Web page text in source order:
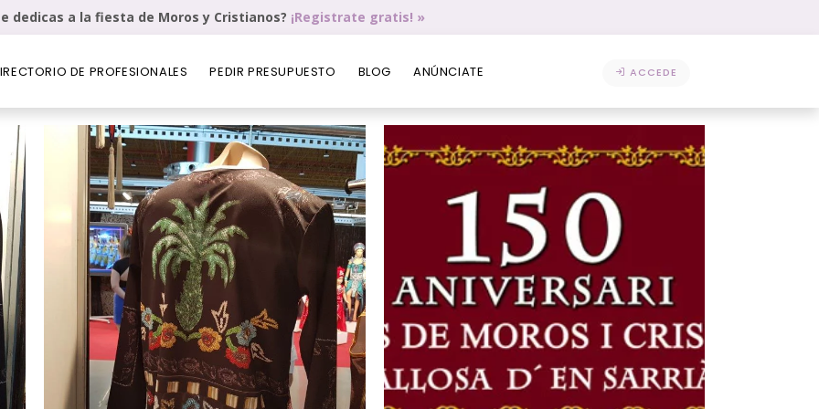
dedicas a la fiesta de Moros y Cristianos? ¡Registrate gratis! »
ACCEDE
DE PROFESIONALES PEDIR PRESUPUESTO BLOG ANÚNCIATE